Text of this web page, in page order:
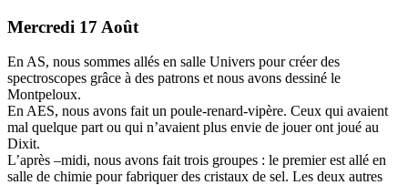
Mercredi 17 Août
En AS, nous sommes allés en salle Univers pour créer des
spectroscopes grâce à des patrons et nous avons dessiné le
Montpeloux.
En AES, nous avons fait un poule-renard-vipère. Ceux qui avaient
mal quelque part ou qui n’avaient plus envie de jouer ont joué au
Dixit.
L’après –midi, nous avons fait trois groupes : le premier est allé en
salle de chimie pour fabriquer des cristaux de sel. Les deux autres